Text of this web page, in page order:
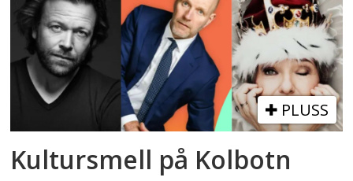
PLUSS
Kultursmell på Kolbotn